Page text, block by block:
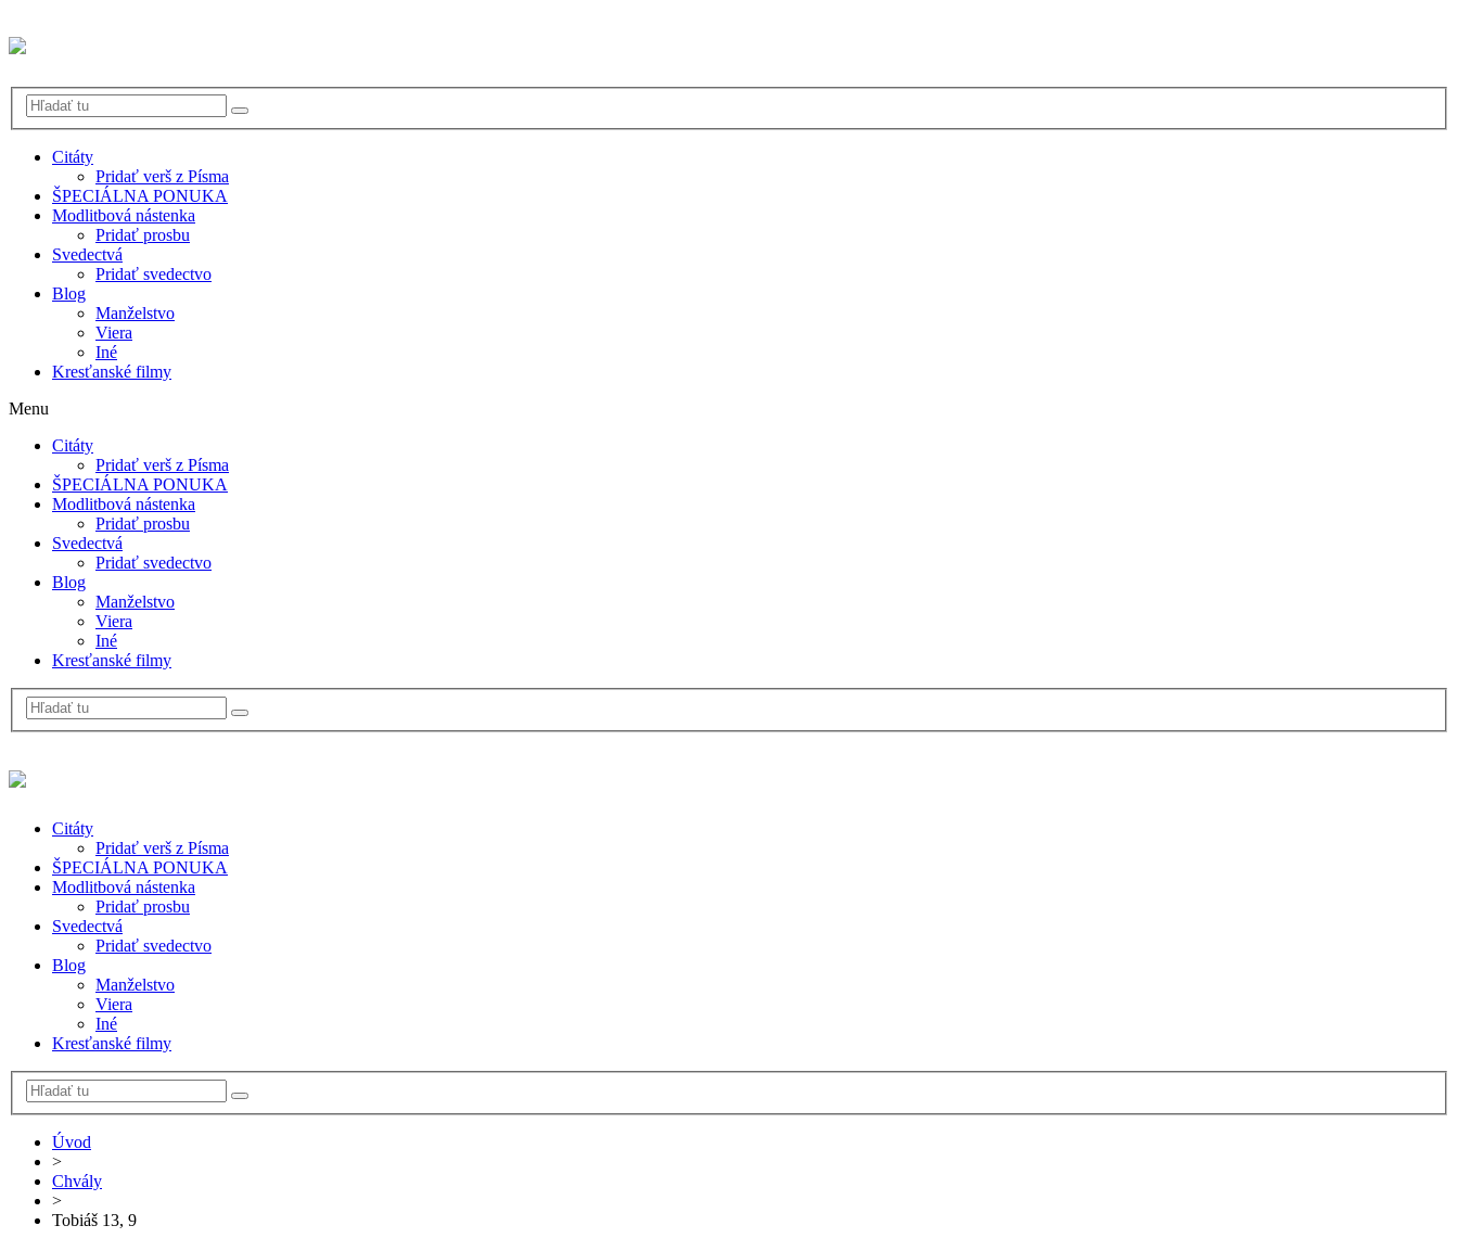
Citáty
Pridať verš z Písma
ŠPECIÁLNA PONUKA
Modlitbová nástenka
Pridať prosbu
Svedectvá
Pridať svedectvo
Blog
Manželstvo
Viera
Iné
Kresťanské filmy
Menu
Citáty
Pridať verš z Písma
ŠPECIÁLNA PONUKA
Modlitbová nástenka
Pridať prosbu
Svedectvá
Pridať svedectvo
Blog
Manželstvo
Viera
Iné
Kresťanské filmy
Citáty
Pridať verš z Písma
ŠPECIÁLNA PONUKA
Modlitbová nástenka
Pridať prosbu
Svedectvá
Pridať svedectvo
Blog
Manželstvo
Viera
Iné
Kresťanské filmy
Úvod
>
Chvály
>
Tobiáš 13, 9